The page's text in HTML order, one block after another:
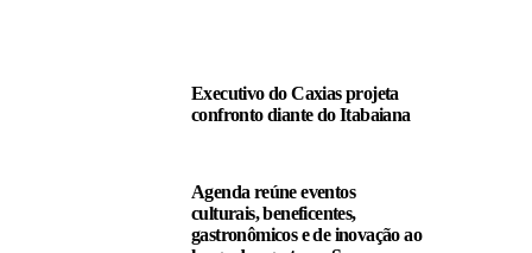
Executivo do Caxias projeta
confronto diante do Itabaiana
Agenda reúne eventos
culturais, beneficentes,
gastronômicos e de inovação ao